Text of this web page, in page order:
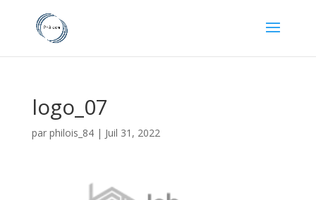
logo_07
par philois_84| Juil 31, 2022